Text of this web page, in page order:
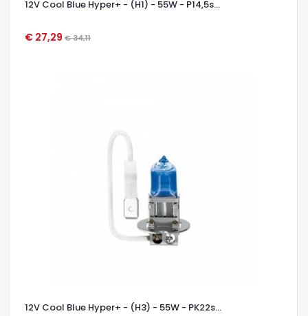
12V Cool Blue Hyper+ - (H1) - 55W - P14,5s...
€ 27,29 € 34,11
OCCHIATA VELOCE
12V Cool Blue Hyper+ - (H3) - 55W - PK22s...